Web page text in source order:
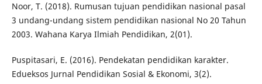
Noor, T. (2018). Rumusan tujuan pendidikan nasional pasal
3 undang-undang sistem pendidikan nasional No 20 Tahun
2003. Wahana Karya Ilmiah Pendidikan, 2(01).
Puspitasari, E. (2016). Pendekatan pendidikan karakter.
Edueksos Jurnal Pendidikan Sosial & Ekonomi, 3(2).